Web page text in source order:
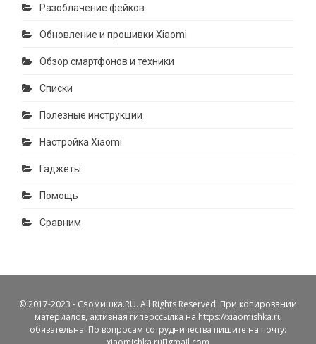
Разоблачение фейков
Обновление и прошивки Xiaomi
Обзор смартфонов и техники
Списки
Полезные инструкции
Настройка Xiaomi
Гаджеты
Помощь
Сравним
© 2017-2023 - Сяомишка.RU. All Rights Reserved. При копировании
материалов, активная гиперссылка на https://xiaomishka.ru
обязательна! По вопросам сотрудничества пишите на почту: